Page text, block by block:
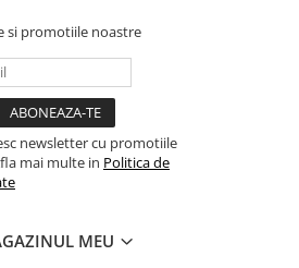
si promotiile noastre
newsletter cu promotiile
mai multe in Politica de
MEU